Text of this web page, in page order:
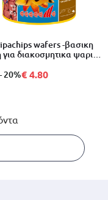
wafers -βασικη
διακοσμητικα ψαρια
- 20%€ 4.80